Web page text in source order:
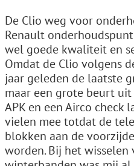
De Clio weg voor
Renault
wel goede kwaliteit en
Omdat de Clio volgens
jaar geleden de laatste
maar een grote beurt
APK en een Airco check
vielen mee totdat de
blokken aan de
worden. Bij het wisselen